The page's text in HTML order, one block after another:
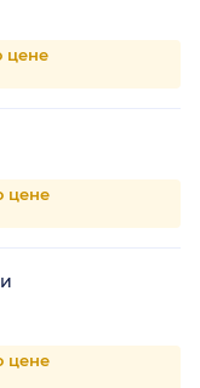
цене
цене
цене